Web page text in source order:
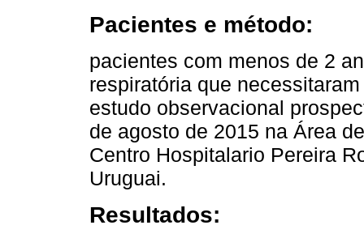
Pacientes e método:
pacientes com menos de 2
respiratória que
estudo observacional
de agosto de 2015 na Área
Centro Hospitalario Pereira
Uruguai.
Resultados: